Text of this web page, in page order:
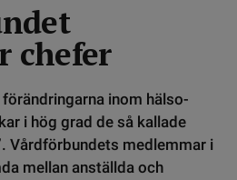
chefer
inom hälso-
i hög grad de så kallade
Vårdförbundets medlemmar i
mellan anställda och